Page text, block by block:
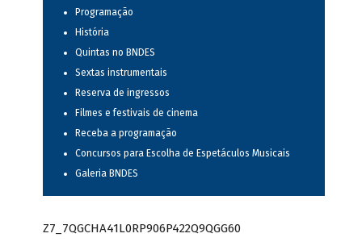
Programação
História
Quintas no BNDES
Sextas instrumentais
Reserva de ingressos
Filmes e festivais de cinema
Receba a programação
Concursos para Escolha de Espetáculos Musicais
Galeria BNDES
Z7_7QGCHA41L0RP906P422Q9QGG60